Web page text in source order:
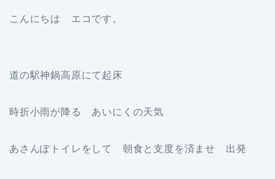
こんにちは エコです。
道の駅神鍋高原にて起床
時折小雨が降る あいにくの天気
あさんぽトイレをして 朝食と支度を済ませ 出発